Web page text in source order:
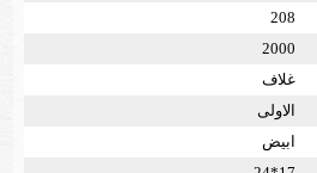
208
2000
غلاف
الاولى
ابيض